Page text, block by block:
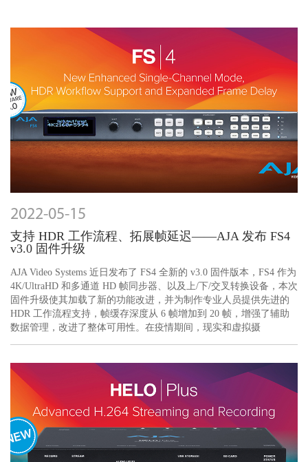
2022-05-15
支持 HDR 工作流程、拓展帧延迟——AJA 发布 FS4
v3.0 固件升级
AJA Video Systems 近日发布了 FS4 全新的 v3.0 固件版本，FS4 作为
4K/UltraHD 和多通道 HD 帧同步器、以及上/下/交叉转换设备，本次
固件升级使其加载了新的功能改进，并为制作专业人员提供先进的
HDR 工作流程支持，帧缓存深度从 6 帧增加到 20 帧，增强了辅助
数据管理，改进了整体可用性。在疫情期间，现实和虚拟摄